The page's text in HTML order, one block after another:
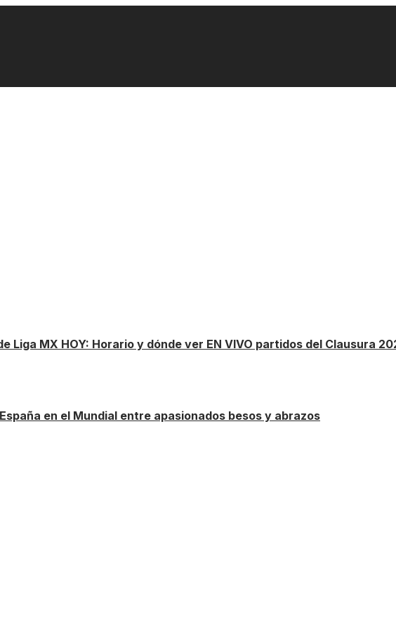
Liga MX HOY: Horario y dónde ver EN VIVO partidos del Clausura
en el Mundial entre apasionados besos y abrazos